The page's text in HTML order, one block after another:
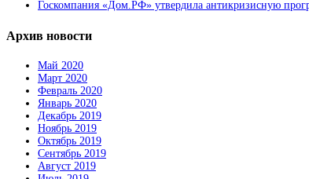
Госкомпания «Дом.РФ» утвердила антикризисную
Архив новости
Май 2020
Март 2020
Февраль 2020
Январь 2020
Декабрь 2019
Ноябрь 2019
Октябрь 2019
Сентябрь 2019
Август 2019